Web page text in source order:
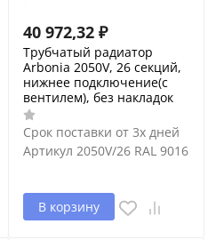
40 972,32 ₽
Трубчатый радиатор
Arbonia 2050V, 26 секций,
нижнее подключение(с
вентилем), без накладок
Срок поставки от 3х дней
Артикул 2050V/26 RAL 9016
В корзину